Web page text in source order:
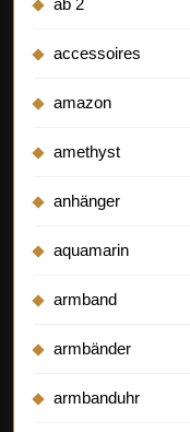
accessoires
amazon
amethyst
anhänger
aquamarin
armband
armbänder
armbanduhr